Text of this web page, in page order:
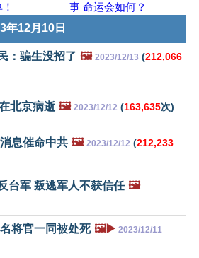
事 命运会如何？｜
年12月10日
：骗生没招了 🖼️ 2023/12/13 (212,066
北京病逝 🖼️ 2023/12/12 (163,635次)
息催命中共 🖼️ 2023/12/12 (212,233
台军 叛逃军人不获信任 🖼️
将官一同被处死 🖼️▶️ 2023/12/11